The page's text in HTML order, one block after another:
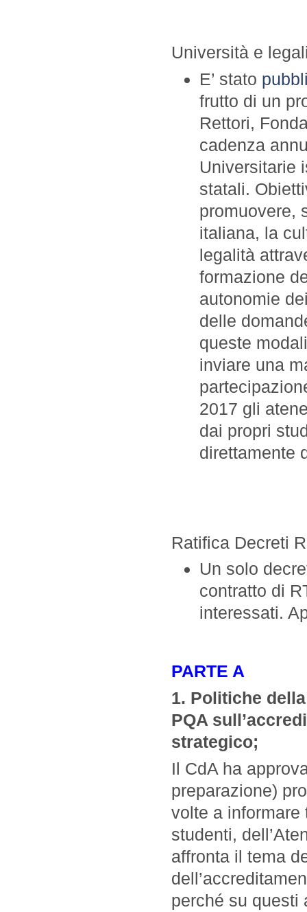
Università e
E’ stato
frutto di un
Rettori,
cadenza
Universitarie
statali.
promuovere,
italiana, la
legalità
formazione
autonomie
delle
queste
inviare una
2017 gli
dai propri
direttamente
Ratifica Decreti
Un solo
contratto di
interessati.
PARTE A
1. Politiche
PQA
strategico;
Il CdA ha
preparazione)
volte a informare
studenti,
affronta il tema
perché su questi